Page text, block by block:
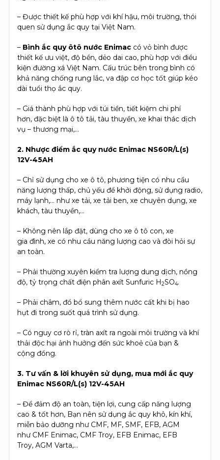
– Được thiết kế phù hợp với khí hậu, môi trường, thói
quen sử dụng ắc quy tại Việt Nam.
– Bình ắc quy ôtô nước Enimac có vỏ bình được
thiết kế ưu việt, độ bền, dẻo dai cao, phù hợp với điều
kiện đường xá Việt Nam. Cấu trúc bên trong bình có
khả năng chống rung lắc, va đập cơ học tốt giúp kéo
dài tuổi thọ ắc quy.
– Giá thành phù hợp với túi tiền, tiết kiệm chi phí
hơn, đặc biệt là ô tô tải, tàu thuyền, xe khai thác dịch
vụ – thương mại,…
2. Nhược điểm ắc quy nước Enimac NS60R/L(s)
12V-45AH
– Chỉ sử dụng cho xe ô tô, phương tiện có nhu cầu
năng lượng thấp, chủ yếu để khởi động, sử dụng radio,
máy lạnh,… như xe tải, xe tải ben, xe chuyên dụng, xe
khách, tàu thuyền,…
– Không nên lắp đặt, dùng cho xe ô tô con, xe
gia đình, xe có nhu cầu năng lượng cao và đòi hỏi sự
an toàn.
– Phải thường xuyên kiểm tra lượng dung dịch, nồng
độ, tỷ trọng chất điện phân axít Sunfuric H2SO4.
– Phải châm, đổ bổ sung thêm nước cất khi bị hao
hụt đi trong suốt quá trình sử dụng.
– Có nguy cơ rò rỉ, tràn axít ra ngoài môi trường và khí
thải độc hại ảnh hưởng đến sức khoẻ của bạn &
cộng đồng.
3. Tư vấn & lời khuyên sử dụng, mua mới ắc quy
Enimac NS60R/L(s) 12V-45AH
– Để đảm độ an toàn, tiện lợi, cung cấp năng lượng
cao & tốt hơn, Bạn nên sử dụng ắc quy khô, kín khí,
miễn bảo dưỡng như CMF, MF, SMF, EFB, AGM
như CMF Enimac, CMF Troy, EFB Enimac, EFB
Troy, AGM Varta,…